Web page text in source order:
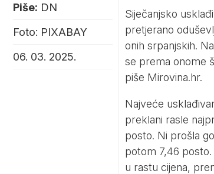
Piše: DN
Foto: PIXABAY
06. 03. 2025.
Siječanjsko
pretjerano
onih srpanjskih.
se prema onome
piše Mirovina.hr.
Najveće
preklani rasle
posto. Ni prošla
potom 7,46
u rastu cijena,